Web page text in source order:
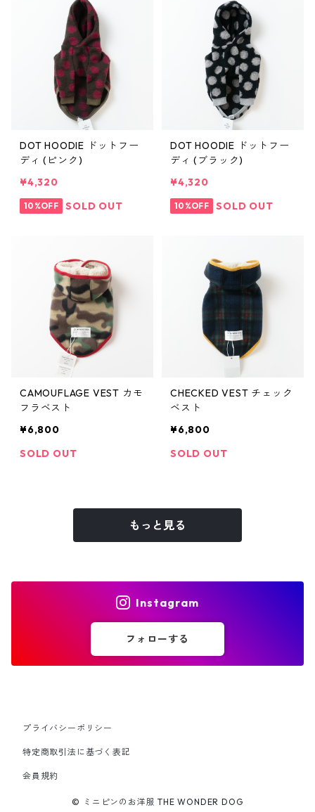
DOT HOODIE ドットフー
ディ (ピンク)
¥4,320
10%OFF SOLD OUT
DOT HOODIE ドットフー
ディ (ブラック)
¥4,320
10%OFF SOLD OUT
CAMOUFLAGE VEST カモ
フラベスト
¥6,800
SOLD OUT
CHECKED VEST チェック
ベスト
¥6,800
SOLD OUT
もっと見る
Instagram
フォローする
プライバシーポリシー
特定商取引法に基づく表記
会員規約
© ミニピンのお洋服 THE WONDER DOG